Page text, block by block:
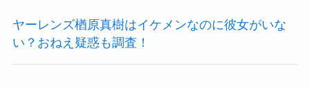
ヤーレンズ楢原真樹はイケメンなのに彼女がいな
い？おねえ疑惑も調査！